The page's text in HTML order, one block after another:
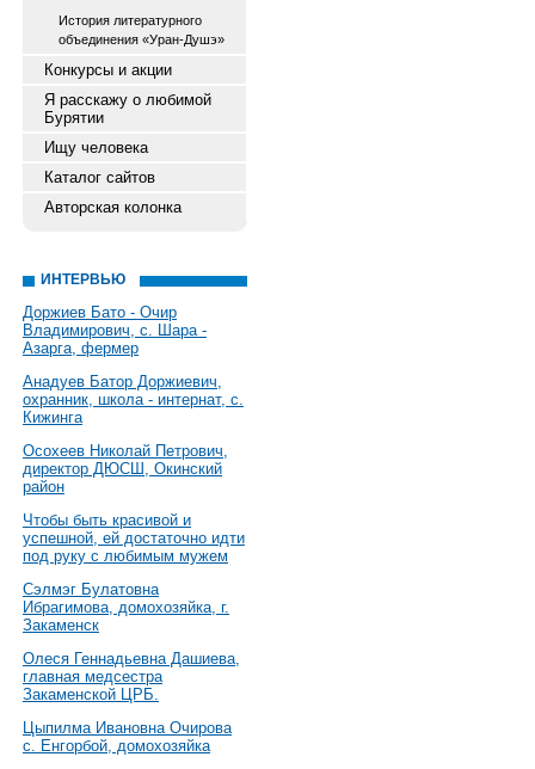
История литературного
объединения «Уран-Душэ»
Конкурсы и акции
Я расскажу о любимой
Бурятии
Ищу человека
Каталог сайтов
Авторская колонка
ИНТЕРВЬЮ
Доржиев Бато - Очир
Владимирович, с. Шара -
Азарга, фермер
Анадуев Батор Доржиевич,
охранник, школа - интернат, с.
Кижинга
Осохеев Николай Петрович,
директор ДЮСШ, Окинский
район
Чтобы быть красивой и
успешной, ей достаточно идти
под руку с любимым мужем
Сэлмэг Булатовна
Ибрагимова, домохозяйка, г.
Закаменск
Олеся Геннадьевна Дашиева,
главная медсестра
Закаменской ЦРБ.
Цыпилма Ивановна Очирова
с. Енгорбой, домохозяйка